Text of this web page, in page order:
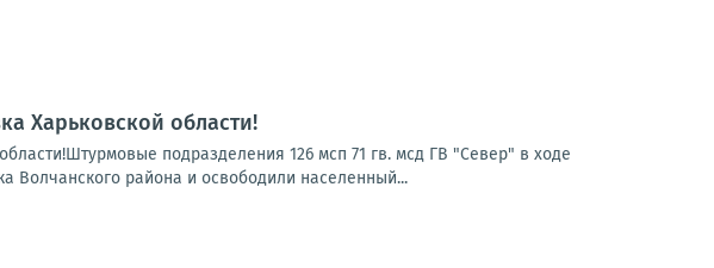
Харьковской области!
подразделения 126 мсп 71 гв. мсд ГВ "Север" в ходе
Волчанского района и освободили населенный...